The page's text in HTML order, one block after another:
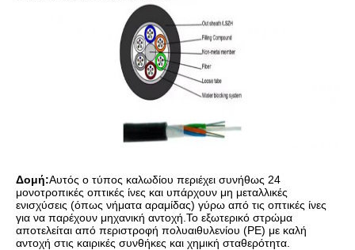
Δομή:Αυτός ο τύπος καλωδίου περιέχει συνήθως 24
μονοτροπικές οπτικές ίνες και υπάρχουν μη μεταλλικές
ενισχύσεις (όπως νήματα αραμίδας) γύρω από τις οπτικές ίνες
για να παρέχουν μηχανική αντοχή.Το εξωτερικό στρώμα
αποτελείται από περιστροφή πολυαιθυλενίου (PE) με καλή
αντοχή στις καιρικές συνθήκες και χημική σταθερότητα.